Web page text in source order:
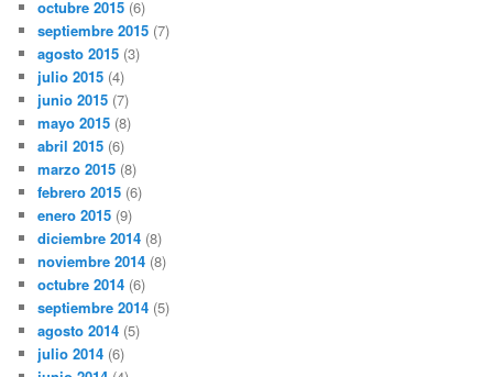
octubre 2015 (6)
septiembre 2015 (7)
agosto 2015 (3)
julio 2015 (4)
junio 2015 (7)
mayo 2015 (8)
abril 2015 (6)
marzo 2015 (8)
febrero 2015 (6)
enero 2015 (9)
diciembre 2014 (8)
noviembre 2014 (8)
octubre 2014 (6)
septiembre 2014 (5)
agosto 2014 (5)
julio 2014 (6)